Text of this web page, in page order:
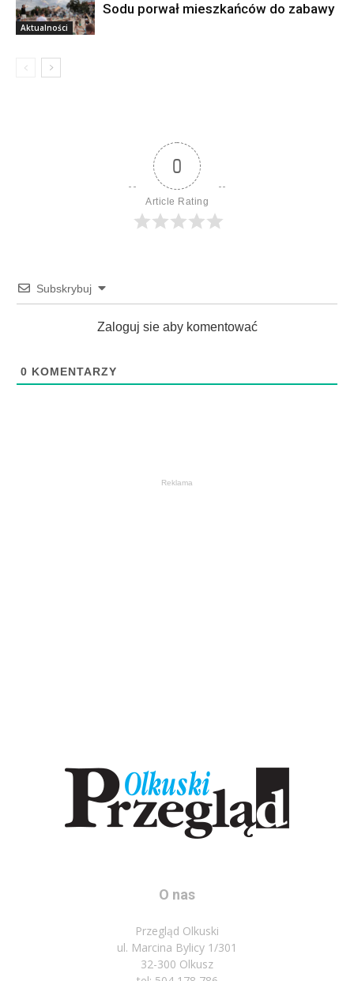
Aktualności
Sodu porwał mieszkańców do zabawy
0
Article Rating
Subskrybuj
Zaloguj sie aby komentować
0 KOMENTARZY
Reklama
O nas
Przegląd Olkuski
ul. Marcina Bylicy 1/301
32-300 Olkusz